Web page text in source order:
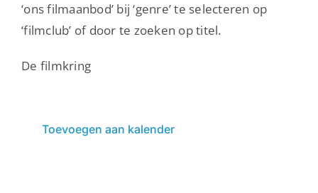
‘ons filmaanbod’ bij ‘genre’ te selecteren op
‘filmclub’ of door te zoeken op titel.
De filmkring
Toevoegen aan kalender